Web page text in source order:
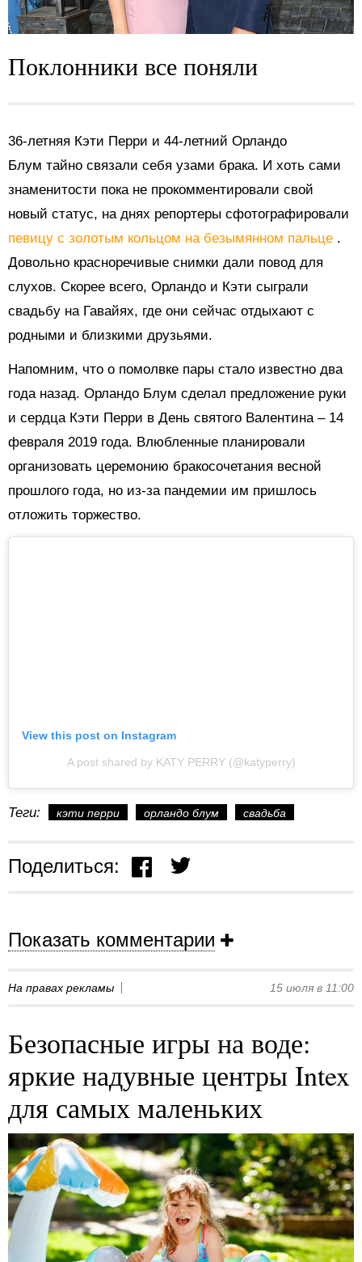
Поклонники все поняли
36-летняя Кэти Перри и 44-летний Орландо
Блум тайно связали себя узами брака. И хоть сами
знаменитости пока не прокомментировали свой
новый статус, на днях репортеры сфотографировали
певицу с золотым кольцом на безымянном пальце .
Довольно красноречивые снимки дали повод для
слухов. Скорее всего, Орландо и Кэти сыграли
свадьбу на Гавайях, где они сейчас отдыхают с
родными и близкими друзьями.
Напомним, что о помолвке пары стало известно два
года назад. Орландо Блум сделал предложение руки
и сердца Кэти Перри в День святого Валентина – 14
февраля 2019 года. Влюбленные планировали
организовать церемонию бракосочетания весной
прошлого года, но из-за пандемии им пришлось
отложить торжество.
View this post on Instagram
A post shared by KATY PERRY (@katyperry)
Теги: кэти перри орландо блум свадьба
Поделиться:
Показать комментарии
На правах рекламы 15 июля в 11:00
Безопасные игры на воде:
яркие надувные центры Intex
для самых маленьких